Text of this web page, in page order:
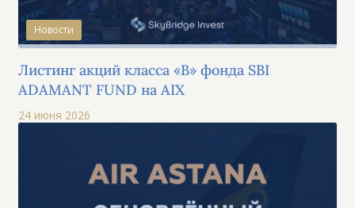
Новости
Листинг акций класса «B» фонда SBI
ADAMANT FUND на AIX
24 июня 2026